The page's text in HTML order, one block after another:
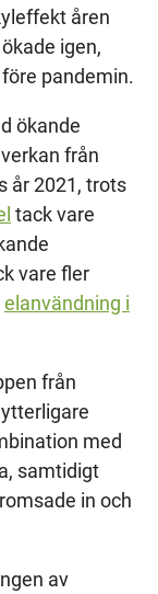
åren
igen,
pandemin.
ökande
från
år 2021, trots
tack vare
vare fler
elanvändning i
från
med
samtidigt
in och
av